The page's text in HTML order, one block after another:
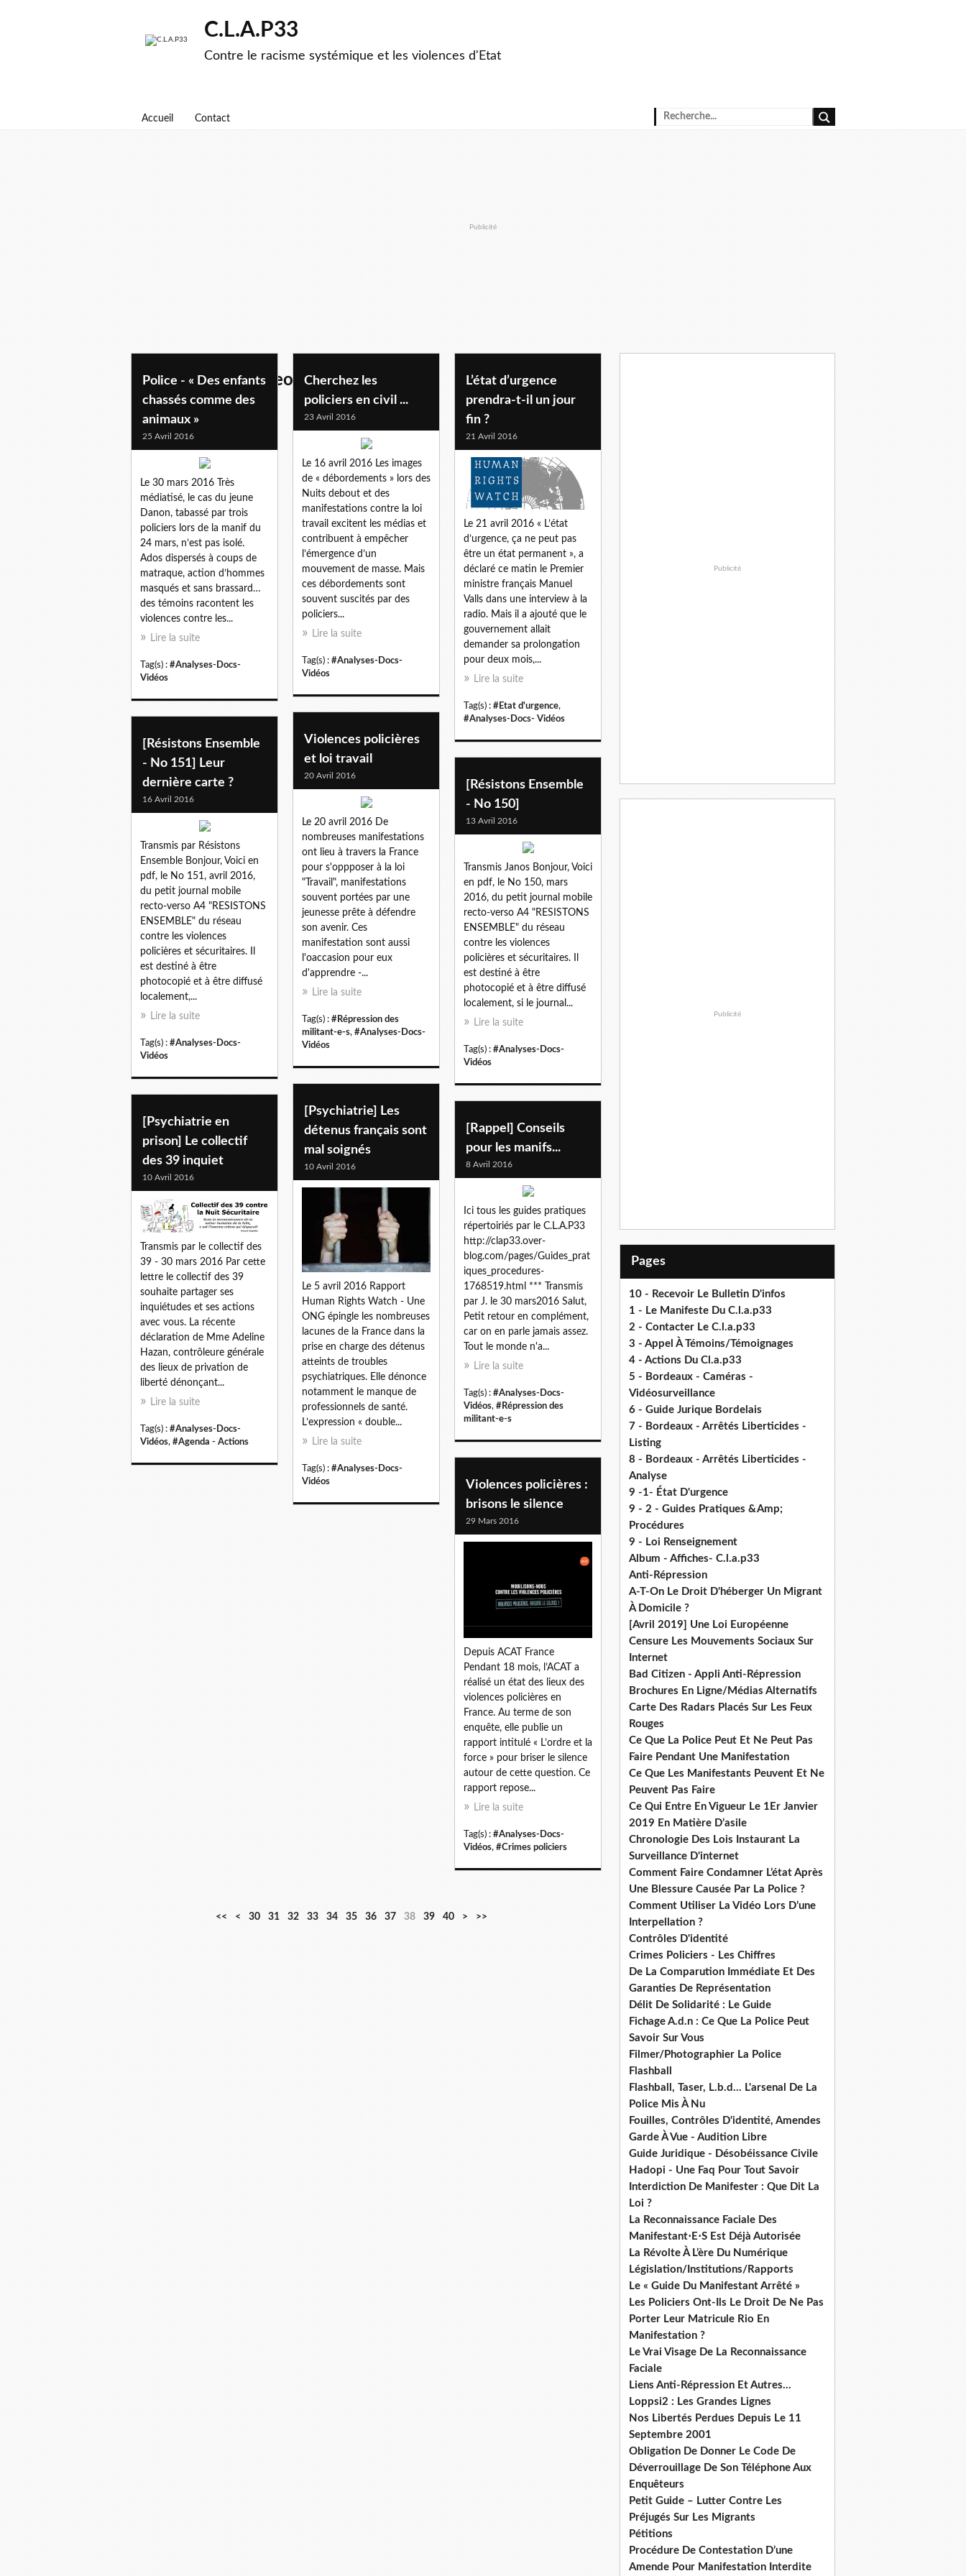
C.L.A.P33
Contre le racisme systémique et les violences d'Etat
Accueil Contact
Publicité
analyses-docs- videos
Police - « Des enfants
chassés comme des
animaux »
25 Avril 2016
Le 30 mars 2016 Très
médiatisé, le cas du jeune
Danon, tabassé par trois
policiers lors de la manif du
24 mars, n’est pas isolé.
Ados dispersés à coups de
matraque, action d’hommes
masqués et sans brassard…
des témoins racontent les
violences contre les...
Lire la suite
Tag(s) : #Analyses-Docs-
Vidéos
Cherchez les
policiers en civil ...
23 Avril 2016
Le 16 avril 2016 Les images
de « débordements » lors des
Nuits debout et des
manifestations contre la loi
travail excitent les médias et
contribuent à empêcher
l’émergence d’un
mouvement de masse. Mais
ces débordements sont
souvent suscités par des
policiers...
Lire la suite
Tag(s) : #Analyses-Docs-
Vidéos
L’état d’urgence
prendra-t-il un jour
fin ?
21 Avril 2016
Le 21 avril 2016 « L’état
d’urgence, ça ne peut pas
être un état permanent », a
déclaré ce matin le Premier
ministre français Manuel
Valls dans une interview à la
radio. Mais il a ajouté que le
gouvernement allait
demander sa prolongation
pour deux mois,...
Lire la suite
Tag(s) : #Etat d'urgence,
#Analyses-Docs- Vidéos
Violences policières
et loi travail
20 Avril 2016
Le 20 avril 2016 De
nombreuses manifestations
ont lieu à travers la France
pour s'oppposer à la loi
"Travail", manifestations
souvent portées par une
jeunesse prête à défendre
son avenir. Ces
manifestation sont aussi
l'oaccasion pour eux
d'apprendre -...
Lire la suite
Tag(s) : #Répression des
militant-e-s, #Analyses-Docs-
Vidéos
[Résistons Ensemble
- No 151] Leur
dernière carte ?
16 Avril 2016
Transmis par Résistons
Ensemble Bonjour, Voici en
pdf, le No 151, avril 2016,
du petit journal mobile
recto-verso A4 "RESISTONS
ENSEMBLE" du réseau
contre les violences
policières et sécuritaires. Il
est destiné à être
photocopié et à être diffusé
localement,...
Lire la suite
Tag(s) : #Analyses-Docs-
Vidéos
[Résistons Ensemble
- No 150]
13 Avril 2016
Transmis Janos Bonjour, Voici
en pdf, le No 150, mars
2016, du petit journal mobile
recto-verso A4 "RESISTONS
ENSEMBLE" du réseau
contre les violences
policières et sécuritaires. Il
est destiné à être
photocopié et à être diffusé
localement, si le journal...
Lire la suite
Tag(s) : #Analyses-Docs-
Vidéos
[Psychiatrie] Les
détenus français sont
mal soignés
10 Avril 2016
Le 5 avril 2016 Rapport
Human Rights Watch - Une
ONG épingle les nombreuses
lacunes de la France dans la
prise en charge des détenus
atteints de troubles
psychiatriques. Elle dénonce
notamment le manque de
professionnels de santé.
L’expression « double...
Lire la suite
Tag(s) : #Analyses-Docs-
Vidéos
[Psychiatrie en
prison] Le collectif
des 39 inquiet
10 Avril 2016
Transmis par le collectif des
39 - 30 mars 2016 Par cette
lettre le collectif des 39
souhaite partager ses
inquiétudes et ses actions
avec vous. La récente
déclaration de Mme Adeline
Hazan, contrôleure générale
des lieux de privation de
liberté dénonçant...
Lire la suite
Tag(s) : #Analyses-Docs-
Vidéos, #Agenda - Actions
[Rappel] Conseils
pour les manifs...
8 Avril 2016
Ici tous les guides pratiques
répertoiriés par le C.L.A.P33
http://clap33.over-
blog.com/pages/Guides_prat
iques_procedures-
1768519.html *** Transmis
par J. le 30 mars2016 Salut,
Petit retour en complément,
car on en parle jamais assez.
Tout le monde n'a...
Lire la suite
Tag(s) : #Analyses-Docs-
Vidéos, #Répression des
militant-e-s
Violences policières :
brisons le silence
29 Mars 2016
Depuis ACAT France
Pendant 18 mois, l’ACAT a
réalisé un état des lieux des
violences policières en
France. Au terme de son
enquête, elle publie un
rapport intitulé « L’ordre et la
force » pour briser le silence
autour de cette question. Ce
rapport repose...
Lire la suite
Tag(s) : #Analyses-Docs-
Vidéos, #Crimes policiers
<< <
1
2
30 31 32 33 34 35 36 37 38 39 40
5
6
7
> >>
Publicité
Publicité
Pages
10 - Recevoir Le Bulletin D'infos
1 - Le Manifeste Du C.l.a.p33
2 - Contacter Le C.l.a.p33
3 - Appel À Témoins/Témoignages
4 - Actions Du Cl.a.p33
5 - Bordeaux - Caméras -
Vidéosurveillance
6 - Guide Jurique Bordelais
7 - Bordeaux - Arrêtés Liberticides -
Listing
8 - Bordeaux - Arrêtés Liberticides -
Analyse
9 -1- État D'urgence
9 - 2 - Guides Pratiques &Amp;
Procédures
9 - Loi Renseignement
Album - Affiches- C.l.a.p33
Anti-Répression
A-T-On Le Droit D'héberger Un Migrant
À Domicile ?
[Avril 2019] Une Loi Européenne
Censure Les Mouvements Sociaux Sur
Internet
Bad Citizen - Appli Anti-Répression
Brochures En Ligne/Médias Alternatifs
Carte Des Radars Placés Sur Les Feux
Rouges
Ce Que La Police Peut Et Ne Peut Pas
Faire Pendant Une Manifestation
Ce Que Les Manifestants Peuvent Et Ne
Peuvent Pas Faire
Ce Qui Entre En Vigueur Le 1Er Janvier
2019 En Matière D’asile
Chronologie Des Lois Instaurant La
Surveillance D'internet
Comment Faire Condamner L’état Après
Une Blessure Causée Par La Police ?
Comment Utiliser La Vidéo Lors D’une
Interpellation ?
Contrôles D'identité
Crimes Policiers - Les Chiffres
De La Comparution Immédiate Et Des
Garanties De Représentation
Délit De Solidarité : Le Guide
Fichage A.d.n : Ce Que La Police Peut
Savoir Sur Vous
Filmer/Photographier La Police
Flashball
Flashball, Taser, L.b.d... L'arsenal De La
Police Mis À Nu
Fouilles, Contrôles D'identité, Amendes
Garde À Vue - Audition Libre
Guide Juridique - Désobéissance Civile
Hadopi - Une Faq Pour Tout Savoir
Interdiction De Manifester : Que Dit La
Loi ?
La Reconnaissance Faciale Des
Manifestant⋅E⋅S Est Déjà Autorisée
La Révolte À L’ère Du Numérique
Législation/Institutions/Rapports
Le « Guide Du Manifestant Arrêté »
Les Policiers Ont-Ils Le Droit De Ne Pas
Porter Leur Matricule Rio En
Manifestation ?
Le Vrai Visage De La Reconnaissance
Faciale
Liens Anti-Répression Et Autres...
Loppsi2 : Les Grandes Lignes
Nos Libertés Perdues Depuis Le 11
Septembre 2001
Obligation De Donner Le Code De
Déverrouillage De Son Téléphone Aux
Enquêteurs
Petit Guide – Lutter Contre Les
Préjugés Sur Les Migrants
Pétitions
Procédure De Contestation D’une
Amende Pour Manifestation Interdite